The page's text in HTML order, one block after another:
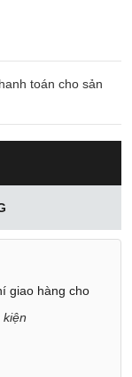
toán cho sản
giao hàng cho